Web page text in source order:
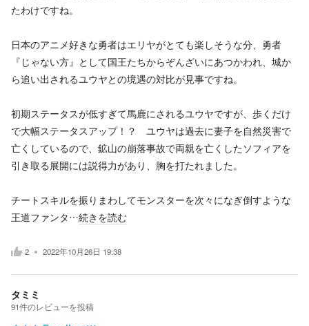
たわけですね。
日本のアニメ好きな勇者はエリヤがとても楽しそうな分、勇者
『じゃない方』として国王たちからぞんざいにあつかわれ、城か
ら追い出されるユウヤとの境遇の対比が見事ですね。
初期ステータスが低すぎて馬鹿にされるユウヤですが、歩くだけ
で大幅ステータスアップ！？ ユウヤは過去に妻子を自然災害で
亡くしているので、鉱山の崩落事故で両親を亡くしたソフィアを
引き取る展開には説得力があり、胸を打たれました。
チートスキルを振りまわしてモンスターを次々になぎ倒すような
王道ファンタ…続きを読む
2 2022年10月26日 19:38
タミミ
91件のレビューを投稿